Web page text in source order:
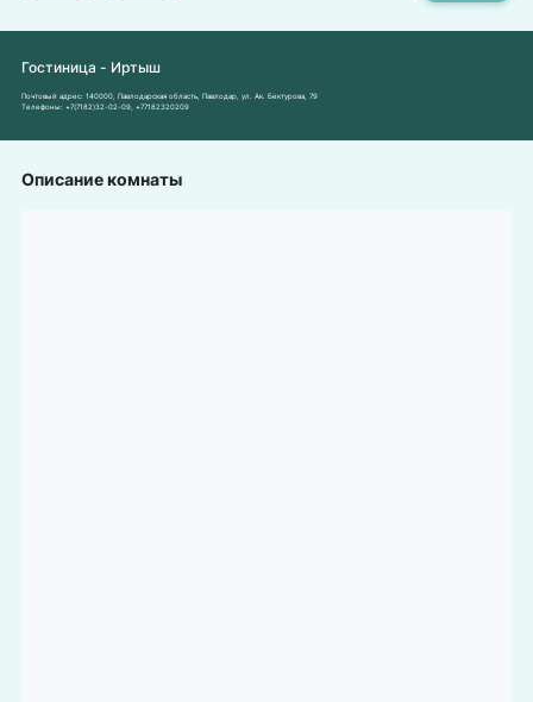
Гостиница - Иртыш
Почтовый адрес: 140000, Павлодарская область, Павлодар, ул. Ак. Бектурова, 79
Телефоны: +7(7182)32-02-09 +77182320209
Описание комнаты